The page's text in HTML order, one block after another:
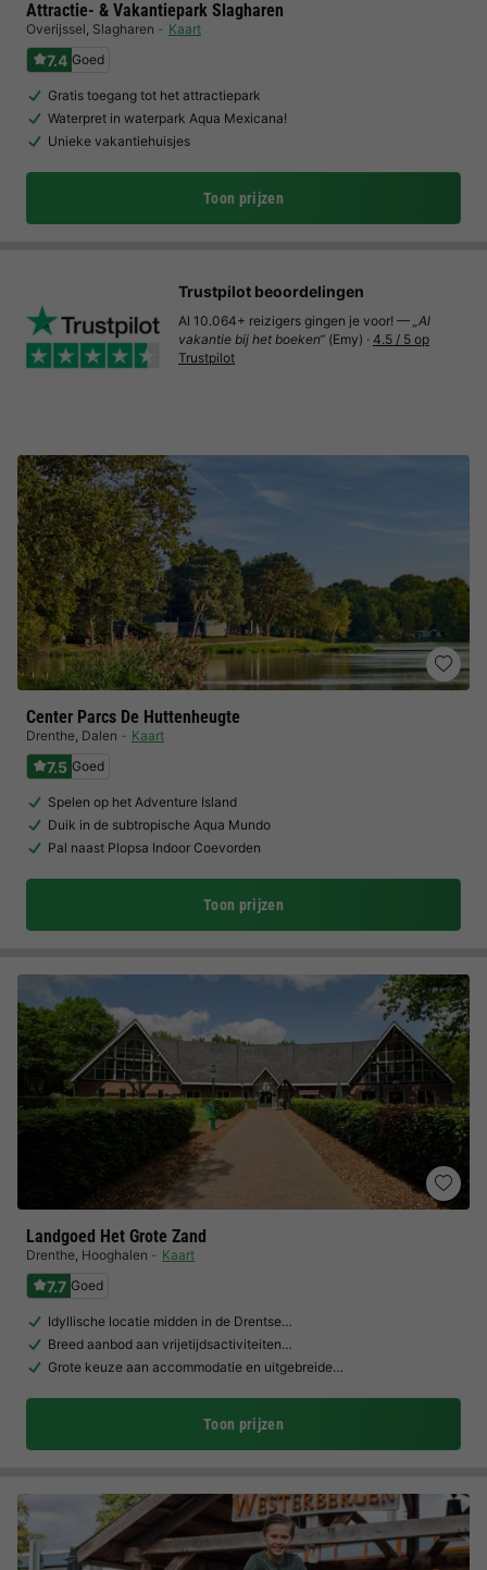
Attractie- & Vakantiepark Slagharen
Overijssel, Slagharen Kaart
7.4 Goed
Gratis toegang tot het attractiepark
Waterpret in waterpark Aqua Mexicana!
Unieke vakantiehuisjes
Toon prijzen
Center Parcs De Huttenheugte
Drenthe, Dalen Kaart
7.5 Goed
Spelen op het Adventure Island
Duik in de subtropische Aqua Mundo
Pal naast Plopsa Indoor Coevorden
Toon prijzen
Landgoed Het Grote Zand
Drenthe, Hooghalen Kaart
7.7 Goed
Idyllische locatie midden in de Drentse…
Breed aanbod aan vrijetijdsactiviteiten…
Grote keuze aan accommodatie en uitgebreide…
Toon prijzen
Trustpilot beoordelingen
Al 10.064+ reizigers gingen je voor! — „Al
vakantie bij het boeken“ (Emy) · 4.5 / 5 op
Trustpilot